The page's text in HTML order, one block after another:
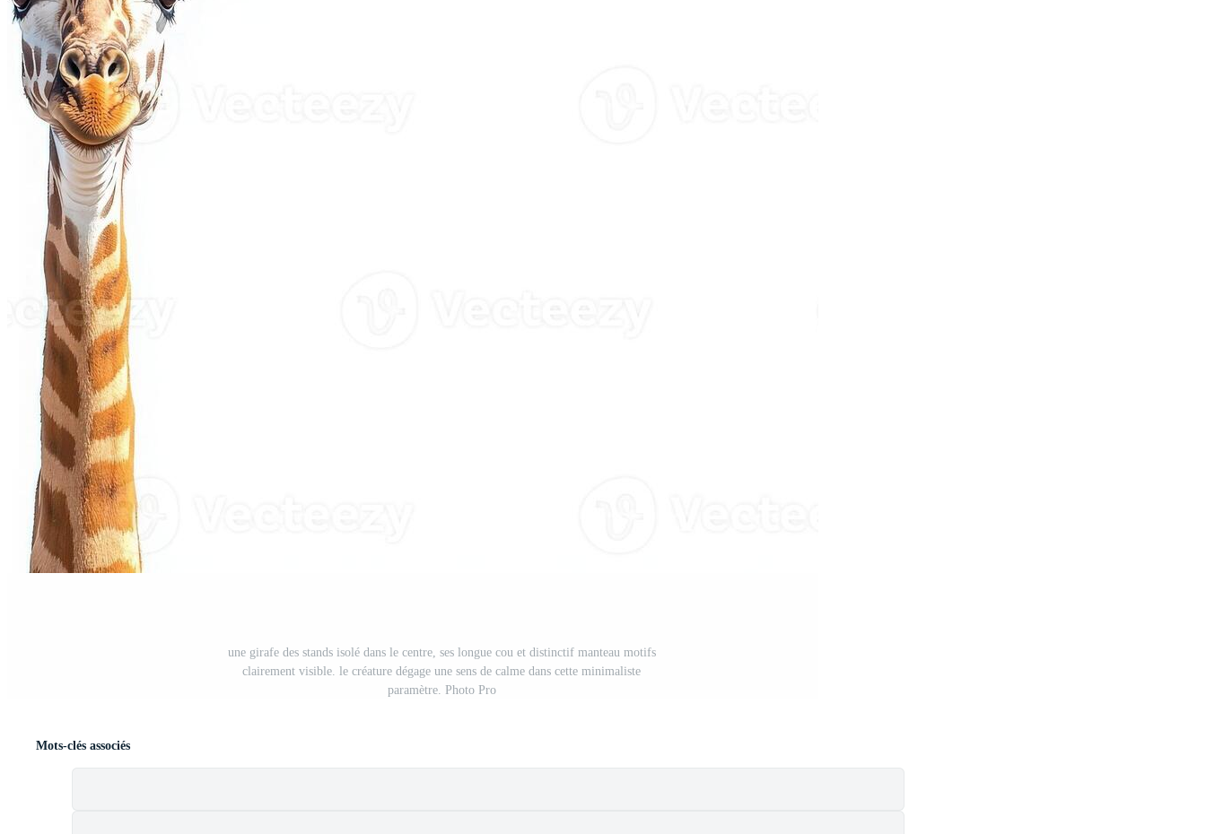
une girafe des stands isolé dans le centre, ses longue cou et distinctif manteau motifs
clairement visible. le créature dégage une sens de calme dans cette minimaliste
paramètre. Photo Pro
Mots-clés associés